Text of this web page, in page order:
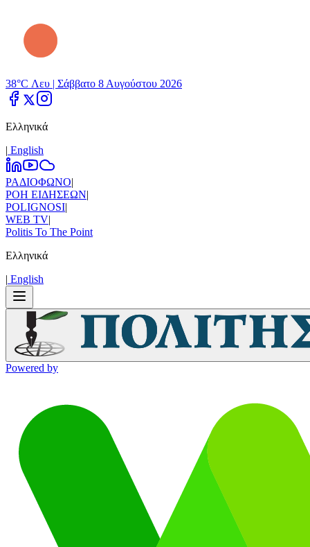
38°C Λευ | Σάββατο 8 Αυγούστου 2026
Ελληνικά
| Εnglish
ΡΑΔΙΟΦΩΝΟ|
ΡΟΗ ΕΙΔΗΣΕΩΝ|
POLIGNOSI|
WEB TV|
Politis To The Point
Ελληνικά
| Εnglish
Powered by